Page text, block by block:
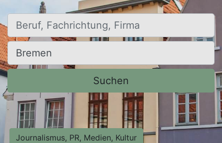
Beruf, Fachrichtung, Firma
Ort, Stadt
Suchen
Journalismus, PR, Medien, Kultur